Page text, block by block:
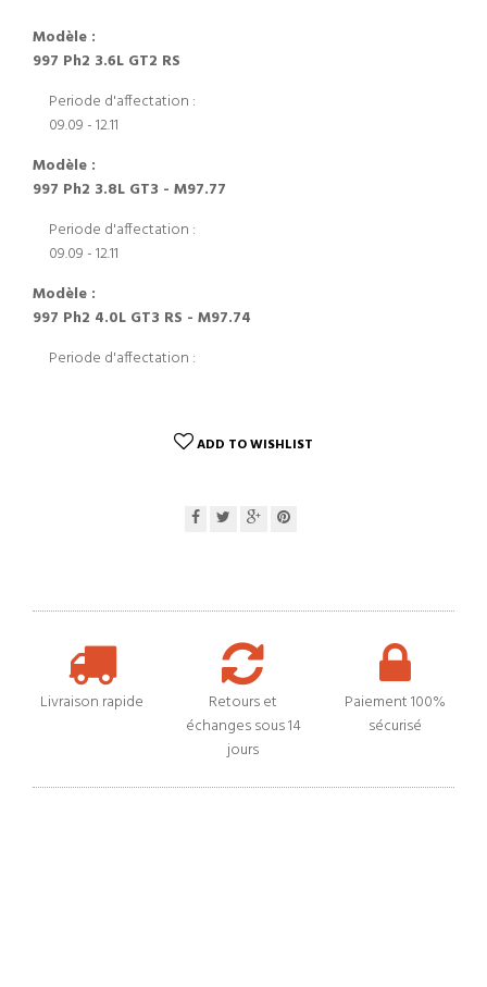
Modèle :
997 Ph2 3.6L GT2 RS
Periode d'affectation :
09.09 - 12.11
Modèle :
997 Ph2 3.8L GT3 - M97.77
Periode d'affectation :
09.09 - 12.11
Modèle :
997 Ph2 4.0L GT3 RS - M97.74
Periode d'affectation :
ADD TO WISHLIST
Livraison rapide
Retours et
échanges sous 14
jours
Paiement 100%
sécurisé